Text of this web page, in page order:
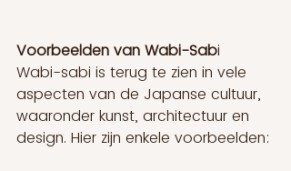
Voorbeelden van Wabi-Sabi
Wabi-sabi is terug te zien in vele
aspecten van de Japanse cultuur,
waaronder kunst, architectuur en
design. Hier zijn enkele voorbeelden: